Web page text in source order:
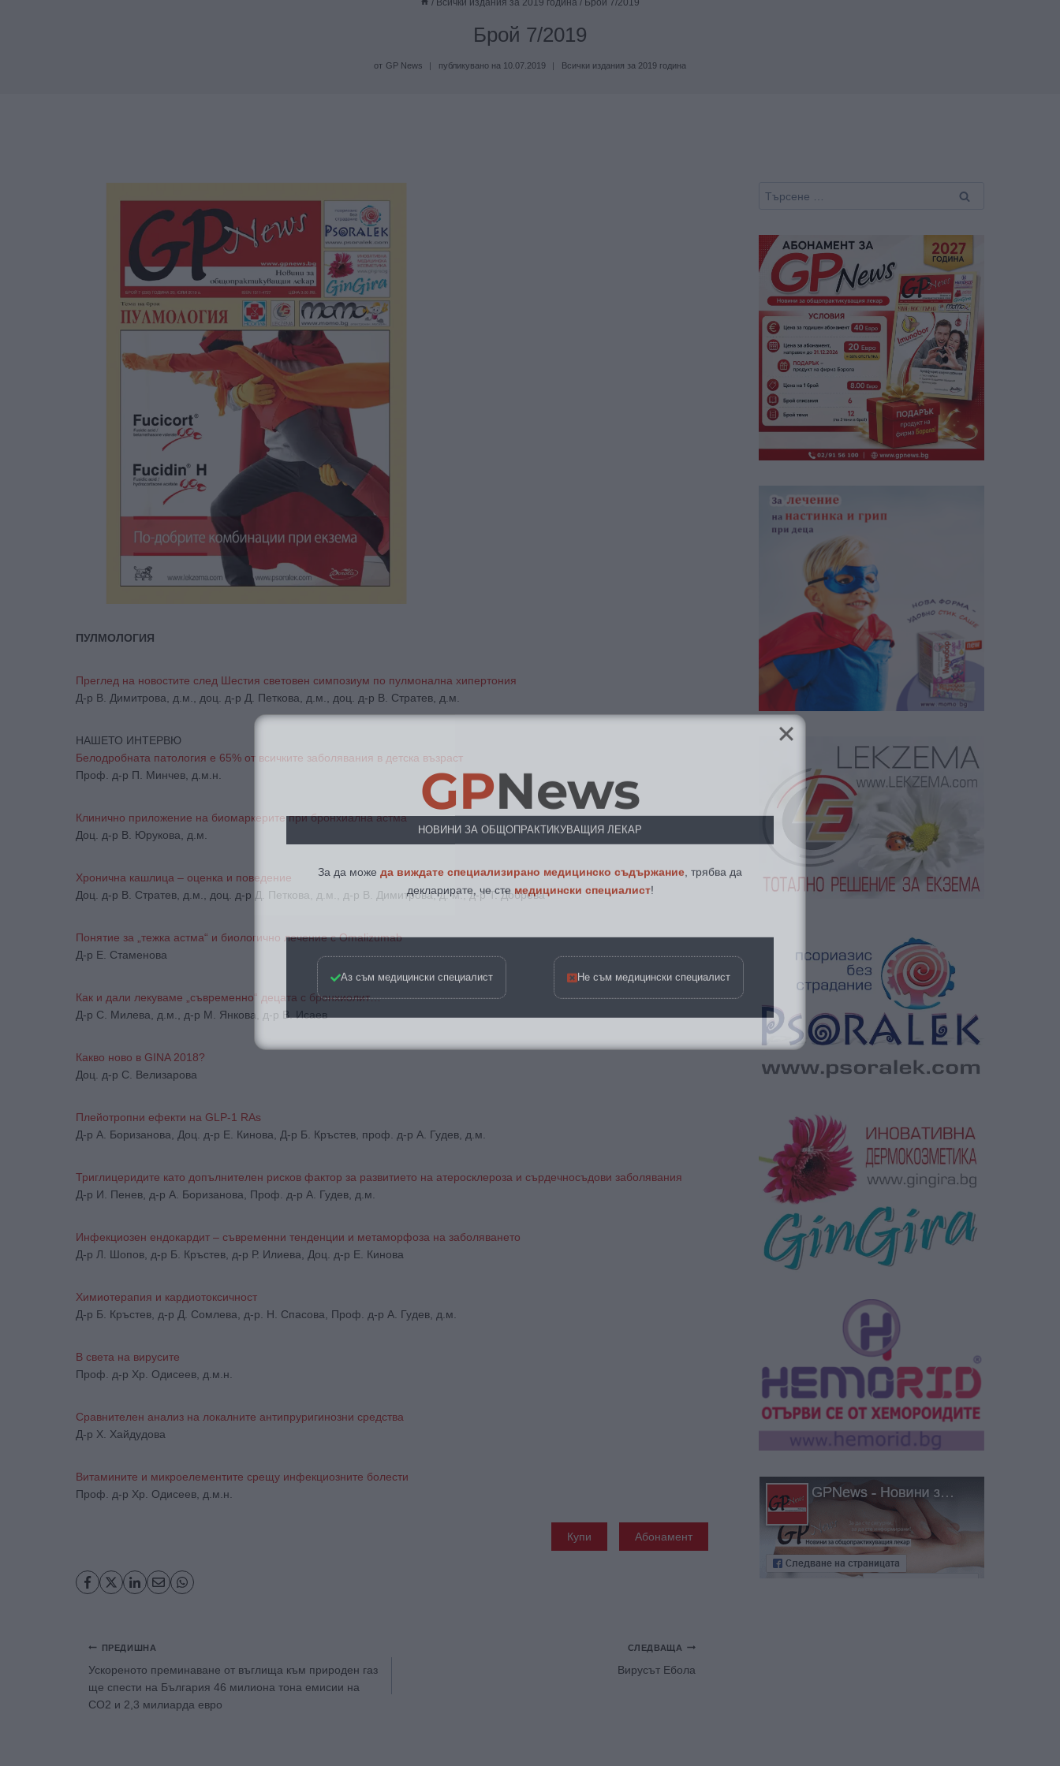
/ Всички издания за 2019 година / Брой 7/2019
Брой 7/2019
от GP News публикувано на 10.07.2019 Всички издания за 2019 година
ПУЛМОЛОГИЯ
Преглед на новостите след Шестия световен симпозиум по пулмонална хипертония
Д-р В. Димитрова, д.м., доц. д-р Д. Петкова, д.м., доц. д-р В. Стратев, д.м.
НАШЕТО ИНТЕРВЮ
Белодробната патология е 65% от всичките заболявания в детска възраст
Проф. д-р П. Минчев, д.м.н.
Клинично приложение на биомаркерите при бронхиална астма
Доц. д-р В. Юрукова, д.м.
Хронична кашлица – оценка и поведение
Доц. д-р В. Стратев, д.м., доц. д-р Д. Петкова, д.м., д-р В. Димитрова, д. м., д-р Т. Добрева
Понятие за „тежка астма“ и биологично лечение с Omalizumab
Д-р Е. Стаменова
Как и дали лекуваме „съвременно“ децата с бронхиолит…
Д-р С. Милева, д.м., д-р М. Янкова, д-р В. Исаев
Какво ново в GINA 2018?
Доц. д-р С. Велизарова
Плейотропни ефекти на GLP-1 RAs
Д-р А. Боризанова, Доц. д-р Е. Кинова, Д-р Б. Кръстев, проф. д-р А. Гудев, д.м.
Триглицеридите като допълнителен рисков фактор за развитието на атеросклероза и сърдечносъдови заболявания
Д-р И. Пенев, д-р А. Боризанова, Проф. д-р А. Гудев, д.м.
Инфекциозен ендокардит – съвременни тенденции и метаморфоза на заболяването
Д-р Л. Шопов, д-р Б. Кръстев, д-р Р. Илиева, Доц. д-р Е. Кинова
Химиотерапия и кардиотоксичност
Д-р Б. Кръстев, д-р Д. Сомлева, д-р. Н. Спасова, Проф. д-р А. Гудев, д.м.
В света на вирусите
Проф. д-р Хр. Одисеев, д.м.н.
Сравнителен анализ на локалните антипруригинозни средства
Д-р Х. Хайдудова
Витамините и микроелементите срещу инфекциозните болести
Проф. д-р Хр. Одисеев, д.м.н.
Купи Абонамент
Навигация
ПРЕДИШНА
Ускореното преминаване от въглища към природен газ
ще спести на България 46 милиона тона емисии на
CO2 и 2,3 милиарда евро
СЛЕДВАЩА
Вирусът Ебола
Търсене
GPNews
НОВИНИ ЗА ОБЩОПРАКТИКУВАЩИЯ ЛЕКАР
декларирате, че стемедицински специалист!